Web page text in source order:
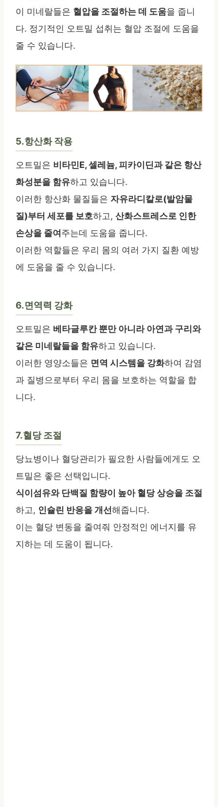
이 미네랄들은 혈압을 조절하는 데 도움을 줍니
다. 정기적인 오트밀 섭취는 혈압 조절에 도움을
줄 수 있습니다.
5.항산화 작용
오트밀은 비타민E, 셀레늄, 피카이딘과 같은 항산
화성분을 함유하고 있습니다.
이러한 항산화 물질들은 자유라디칼로(발암물
질)부터 세포를 보호하고, 산화스트레스로 인한
손상을 줄여주는데 도움을 줍니다.
이러한 역할들은 우리 몸의 여러 가지 질환 예방
에 도움을 줄 수 있습니다.
6.면역력 강화
오트밀은 베타글루칸 뿐만 아니라 아연과 구리와
같은 미네랄들을 함유하고 있습니다.
이러한 영양소들은 면역 시스템을 강화하여 감염
과 질병으로부터 우리 몸을 보호하는 역할을 합
니다.
7.혈당 조절
당뇨병이나 혈당관리가 필요한 사람들에게도 오
트밀은 좋은 선택입니다.
식이섬유와 단백질 함량이 높아 혈당 상승을 조절
하고, 인슐린 반응을 개선해줍니다.
이는 혈당 변동을 줄여줘 안정적인 에너지를 유
지하는 데 도움이 됩니다.